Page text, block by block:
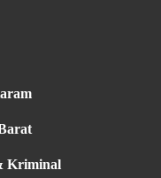
Kriminal